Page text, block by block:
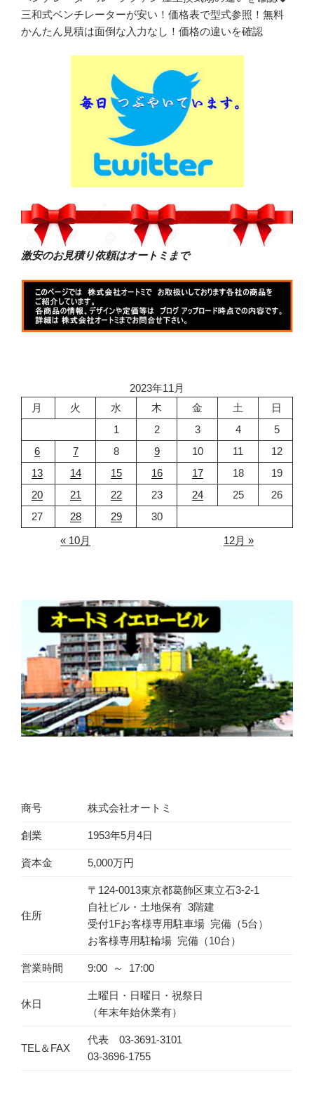
三和式ベンチレーターが安い！価格表で型式参照！無料
かんたん見積は面倒な入力なし！価格の違いを確認
激安のお見積り依頼はオートミまで
2023年11月
月
火 水 木 金 土
日
1
2 3 4
5
6
7 8 9 10 11
12
13
14 15 16 17 18
19
20
21 22 23 24 25
26
27
28 29
30
« 10月
12月 »
商号 株式会社オートミ
創業 1953年5月4日
資本金 5,000万円
住所
〒124-0013東京都葛飾区東立石3-2-1
自社ビル・土地保有 3階建
受付1Fお客様専用駐車場 完備（5台）
お客様専用駐輪場 完備（10台）
営業時間 9:00 ～ 17:00
休日
土曜日・日曜日・祝祭日
（年末年始休業有）
TEL＆FAX
代表 03-3691-3101
03-3696-1755